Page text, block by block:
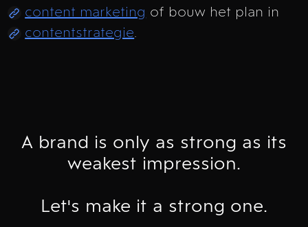
content marketing of bouw het plan in
contentstrategie.
A brand is only as strong as its
weakest impression.
Let's make it a strong one.